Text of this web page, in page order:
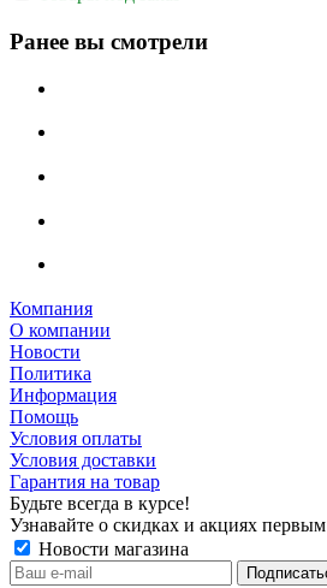
Ранее вы смотрели
Компания
О компании
Новости
Политика
Информация
Помощь
Условия оплаты
Условия доставки
Гарантия на товар
Будьте всегда в курсе!
Узнавайте о скидках и акциях первым
Новости магазина